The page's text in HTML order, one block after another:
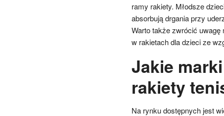
ramy rakiety. Młodsze
absorbują drgania przy
Warto także zwrócić
w rakietach dla dzieci ze
Jakie
rakiety
Na rynku dostępnych jest